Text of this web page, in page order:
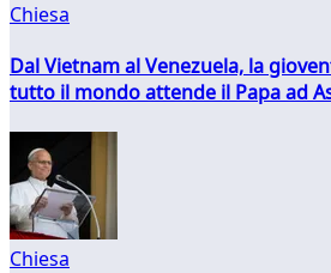
Chiesa
Dal Vietnam al Venezuela, la
tutto il mondo attende il Papa ad
Chiesa